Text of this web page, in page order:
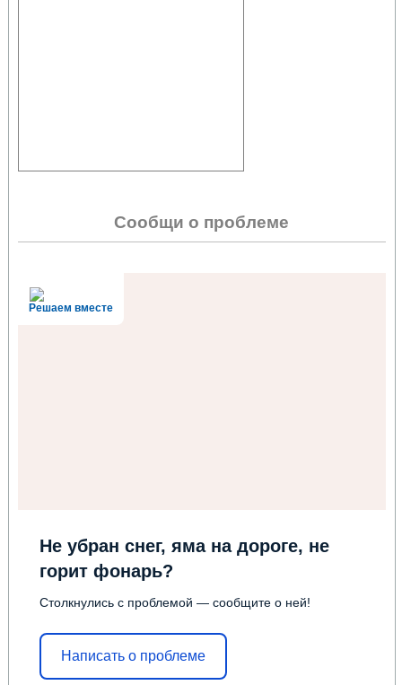
Сообщи о проблеме
Решаем вместе
Не убран снег, яма на дороге, не
горит фонарь?
Столкнулись с проблемой — сообщите о ней!
Написать о проблеме